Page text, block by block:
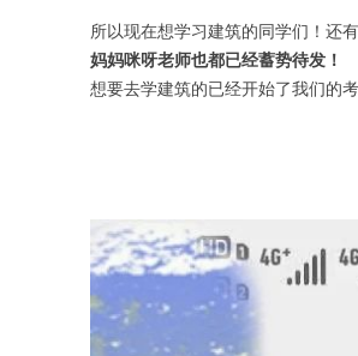
所以现在想学习建筑的同学们！还
妈妈咪呀老师也都已经蓄势待发！
想要去学建筑的已经开始了我们的